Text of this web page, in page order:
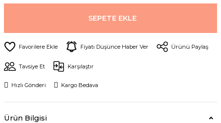
SEPETE EKLE
Fiyatı Düşünce Haber Ver Ürünü Paylaş
Tavsiye Et Karşılaştır
Hızlı Gönderi Kargo Bedava
Ürün Bilgisi